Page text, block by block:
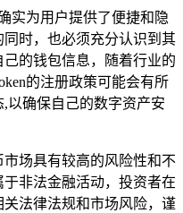
实为用户提供了便捷和隐
时，也必须充分认识到其
的钱包信息，随着行业的
的注册政策可能会有所
以确保自己的数字资产安
场具有较高的风险性和不
非法金融活动，投资者在
法律法规和市场风险，谨